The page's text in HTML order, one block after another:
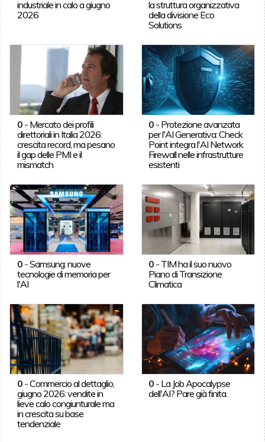
industriale in calo a giugno
2026
la struttura organizzativa
della divisione Eco
Solutions
0- Mercato dei profili
direttoriali in Italia 2026:
crescita record, ma pesano
il gap delle PMI e il
mismatch
0 - Protezione avanzata
per l'AI Generativa: Check
Point integra l'AI Network
Firewall nelle infrastrutture
esistenti
0-Samsung: nuove
tecnologie di memoria per
l'AI
0 - TIM ha il suo nuovo
Piano di Transizione
Climatica
0-Commercio al dettaglio,
giugno 2026: vendite in
lieve calo congiunturale ma
in crescita su base
tendenziale
0 - La Job Apocalypse
dell'AI? Pare già finita.